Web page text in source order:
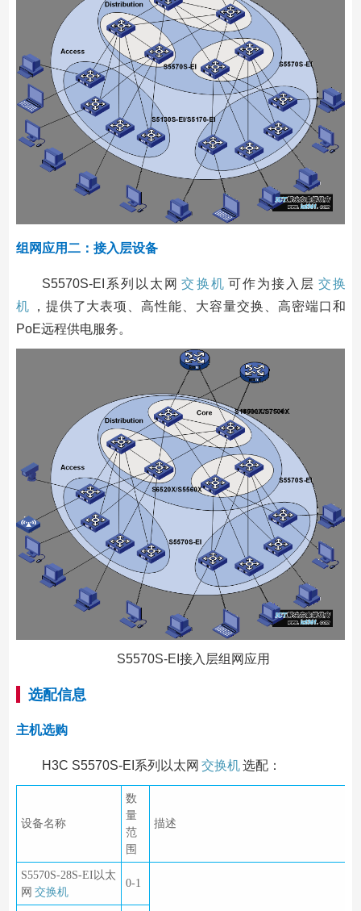
组网应用二：接入层设备
S5570S-EI系列以太网 交换机 可作为接入层 交换
机
，提供了大表项、高性能、大容量交换、高密端口和
PoE远程供电服务。
S5570S-EI接入层组网应用
选配信息
主机选购
H3C S5570S-EI系列以太网 交换机选配：
设备名称
数
量
范
围
描述
S5570S-28S-EI以太
网 交换机
0-1